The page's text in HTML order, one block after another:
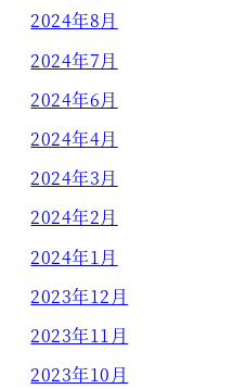
2024年8月
2024年7月
2024年6月
2024年4月
2024年3月
2024年2月
2024年1月
2023年12月
2023年11月
2023年10月